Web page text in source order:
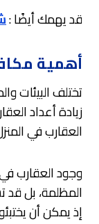
قد يهمك أيضًا :
أهمية
تختلف البيئات
زيادة أعداد
العقارب في
وجود العقارب
المظلمة، بل قد
إذ يمكن أن